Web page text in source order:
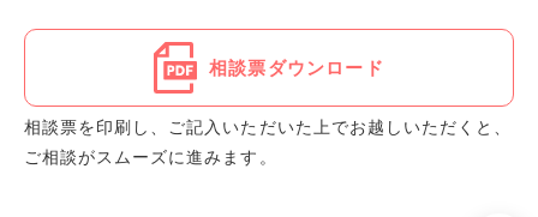
相談票ダウンロード
相談票を印刷し、ご記入いただいた上でお越しいただくと、
ご相談がスムーズに進みます。